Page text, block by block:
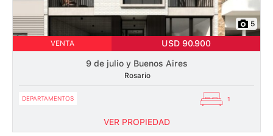
5
VENTA USD 90.900
9 de julio y Buenos Aires
Rosario
DEPARTAMENTOS 1
VER PROPIEDAD